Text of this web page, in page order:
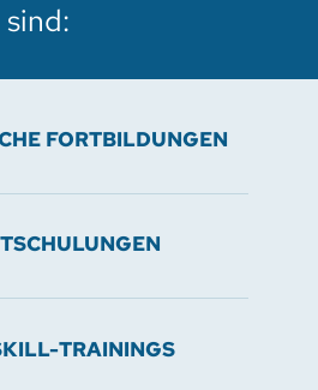
FORTBILDUNGEN
TRAININGS